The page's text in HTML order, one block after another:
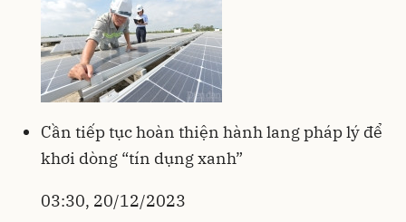
Cần tiếp tục hoàn thiện hành lang pháp lý để
khơi dòng “tín dụng xanh”
03:30, 20/12/2023